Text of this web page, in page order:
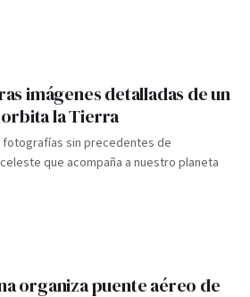
imágenes detalladas de un
la Tierra
fotografías sin precedentes de
que acompaña a nuestro planeta
organiza puente aéreo de